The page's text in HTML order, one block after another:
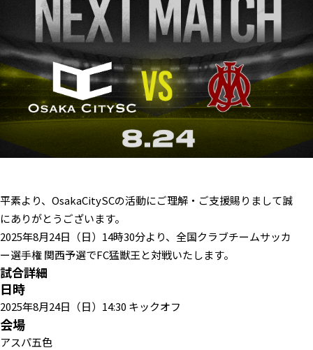
平素より、OsakaCitySCの活動にご理解・ご支援賜りまして誠
にありがとうございます。
2025年8月24日（日）14時30分より、全国クラブチームサッカ
ー選手権 関西予選でFC猛獣王と対戦いたします。
試合詳細
日時
2025年8月24日（日）14:30 キックオフ
会場
アスパ五色